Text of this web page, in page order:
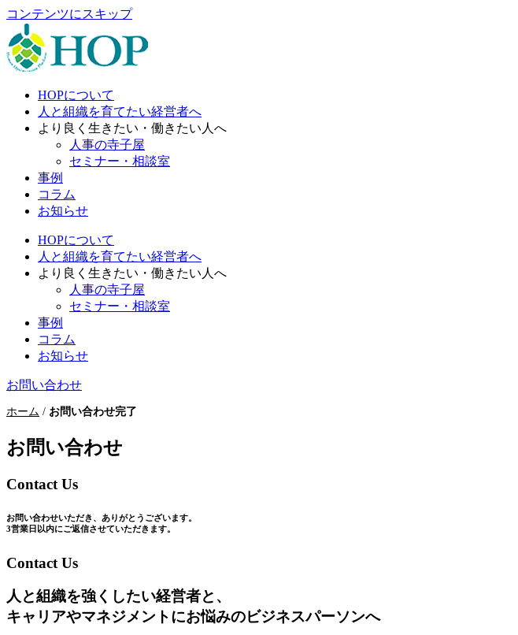
コンテンツにスキップ
HOPについて
人と組織を育てたい経営者へ
より良く生きたい・働きたい人へ
人事の寺子屋
セミナー・相談室
事例
コラム
お知らせ
HOPについて
人と組織を育てたい経営者へ
より良く生きたい・働きたい人へ
人事の寺子屋
セミナー・相談室
事例
コラム
お知らせ
お問い合わせ
ホーム / お問い合わせ完了
お問い合わせ
Contact Us
お問い合わせいただき、ありがとうございます。
3営業日以内にご返信させていただきます。
Contact Us
人と組織を強くしたい経営者と、
キャリアやマネジメントにお悩みのビジネスパーソンへ